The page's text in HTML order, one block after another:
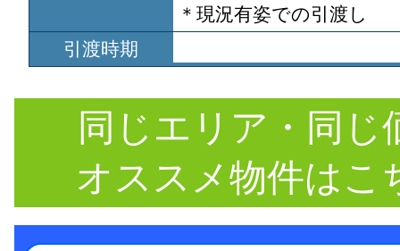
＊現況有姿での引渡し
引渡時期
同じエリア・同じ
オススメ物件はこ